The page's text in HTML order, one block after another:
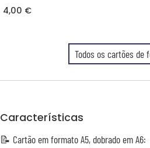
4,00 €
Todos os cartões de
Características
📝 Cartão em formato A5, dobrado em A6: